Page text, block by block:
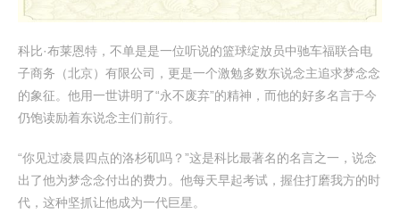
科比·布莱恩特，不单是是一位听说的篮球绽放员中驰车福联合电
子商务（北京）有限公司，更是一个激勉多数东说念主追求梦念念
的象征。他用一世讲明了“永不废弃”的精神，而他的好多名言于今
仍饱读励着东说念主们前行。
“你见过凌晨四点的洛杉矶吗？”这是科比最著名的名言之一，说念
出了他为梦念念付出的费力。他每天早起考试，握住打磨我方的时
代，这种坚抓让他成为一代巨星。